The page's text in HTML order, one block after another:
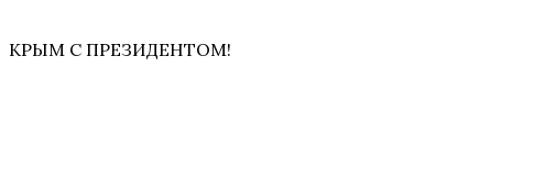
КРЫМ С ПРЕЗИДЕНТОМ!